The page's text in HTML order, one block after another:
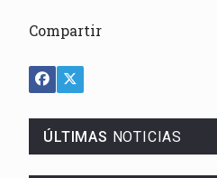
Compartir
ÚLTIMAS NOTICIAS